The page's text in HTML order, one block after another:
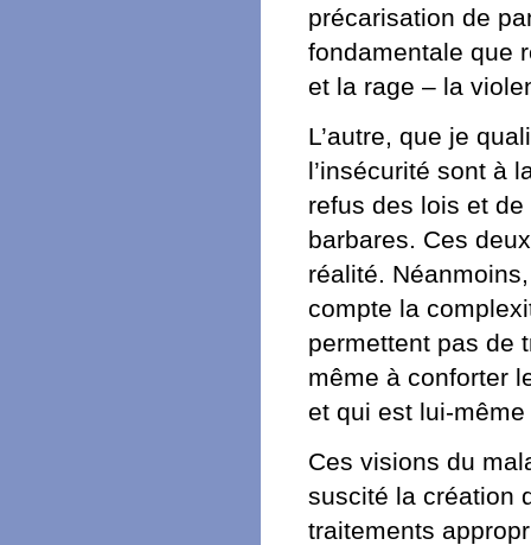
précarisation de
fondamentale que
et la rage – la
L’autre, que je
l’insécurité sont à
refus des lois et
barbares. Ces
réalité.
compte la
permettent pas de
même à conforter
et qui est lui-
Ces visions du
suscité la création
traitements